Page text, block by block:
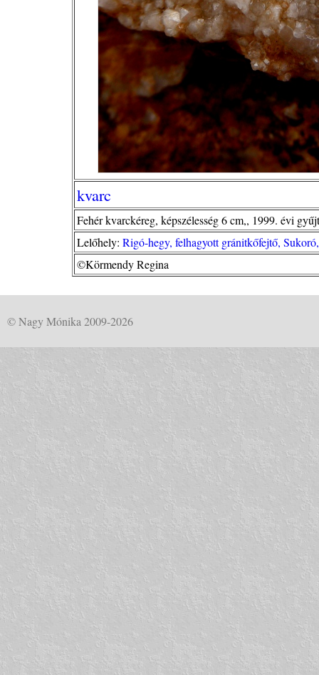
kvarc
Fehér kvarckéreg, képszélesség 6 cm,, 1999. évi
Lelőhely: Rigó-hegy, felhagyott gránitkőfejtő,
©Körmendy Regina
© Nagy Mónika 2009-2026